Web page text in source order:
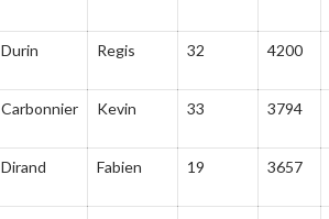
Durin Regis 32 4200
Carbonnier Kevin 33 3794
Dirand Fabien 19 3657